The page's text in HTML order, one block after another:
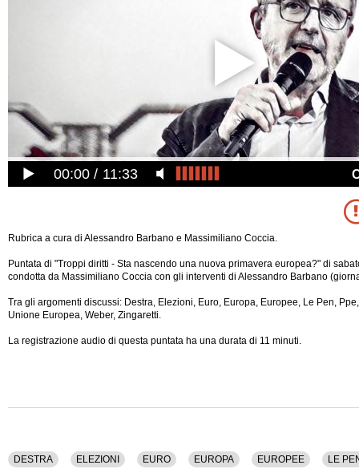
00:00 11:33
Rubrica a cura di Alessandro Barbano e Massimiliano Coccia.
Puntata di "Troppi diritti - Sta nascendo una nuova primavera europea?" di
condotta da Massimiliano Coccia con gli interventi di Alessandro Barbano
Tra gli argomenti discussi: Destra, Elezioni, Euro, Europa, Europee, Le Pen,
Unione Europea, Weber, Zingaretti.
La registrazione audio di questa puntata ha una durata di 11 minuti.
DESTRA ELEZIONI EURO EUROPA EUROPEE LE